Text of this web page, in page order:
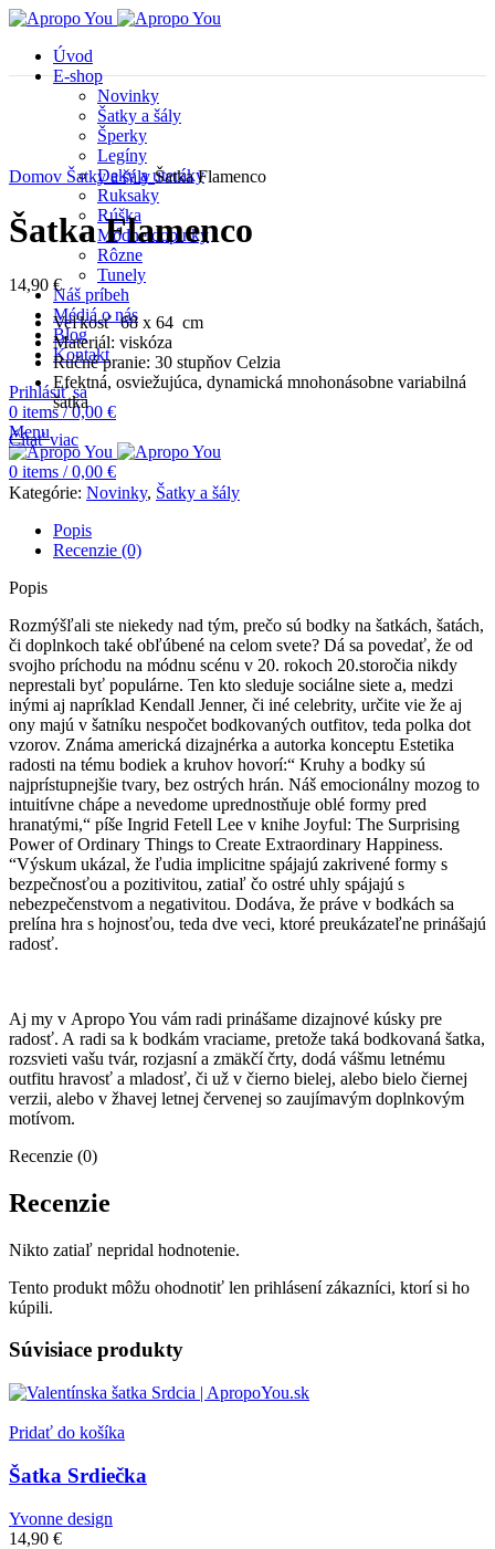
Úvod
E-shop
Novinky
Šatky a šály
Šperky
Legíny
Deky a uteráky
Ruksaky
Rúška
Módne doplnky
Rôzne
Tunely
Náš príbeh
Médiá o nás
Blog
Kontakt
Prihlásiť sa
0 items / 0,00 €
Menu
0 items / 0,00 €
Domov Šatky a šályŠatka Flamenco
Šatka Flamenco
14,90 €
Veľkosť 68 x 64 cm
Materiál: viskóza
Ručné pranie: 30 stupňov Celzia
Efektná, osviežujúca, dynamická mnohonásobne variabilná
šatka
Čítať viac
Kategórie: Novinky, Šatky a šály
Popis
Recenzie (0)
Popis
Rozmýšľali ste niekedy nad tým, prečo sú bodky na šatkách, šatách,
či doplnkoch také obľúbené na celom svete? Dá sa povedať, že od
svojho príchodu na módnu scénu v 20. rokoch 20.storočia nikdy
neprestali byť populárne. Ten kto sleduje sociálne siete a, medzi
inými aj napríklad Kendall Jenner, či iné celebrity, určite vie že aj
ony majú v šatníku nespočet bodkovaných outfitov, teda polka dot
vzorov. Známa americká dizajnérka a autorka konceptu Estetika
radosti na tému bodiek a kruhov hovorí:“ Kruhy a bodky sú
najprístupnejšie tvary, bez ostrých hrán. Náš emocionálny mozog to
intuitívne chápe a nevedome uprednostňuje oblé formy pred
hranatými,“ píše Ingrid Fetell Lee v knihe Joyful: The Surprising
Power of Ordinary Things to Create Extraordinary Happiness.
“Výskum ukázal, že ľudia implicitne spájajú zakrivené formy s
bezpečnosťou a pozitivitou, zatiaľ čo ostré uhly spájajú s
nebezpečenstvom a negativitou. Dodáva, že práve v bodkách sa
prelína hra s hojnosťou, teda dve veci, ktoré preukázateľne prinášajú
radosť.
Aj my v Apropo You vám radi prinášame dizajnové kúsky pre
radosť. A radi sa k bodkám vraciame, pretože taká bodkovaná šatka,
rozsvieti vašu tvár, rozjasní a zmäkčí črty, dodá vášmu letnému
outfitu hravosť a mladosť, či už v čierno bielej, alebo bielo čiernej
verzii, alebo v žhavej letnej červenej so zaujímavým doplnkovým
motívom.
Recenzie (0)
Recenzie
Nikto zatiaľ nepridal hodnotenie.
Tento produkt môžu ohodnotiť len prihlásení zákazníci, ktorí si ho
kúpili.
Súvisiace produkty
Pridať do košíka
Šatka Srdiečka
Yvonne design
14,90 €